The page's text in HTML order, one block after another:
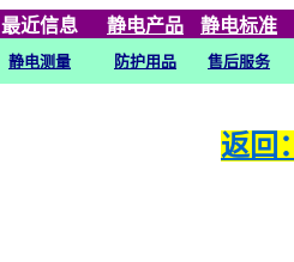
最近信息 静电产品 静电标准
静电测量 防护用品
售后服务
返回